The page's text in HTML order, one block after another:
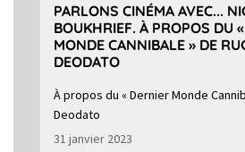
PARLONS CINÉMA AVEC...
BOUKHRIEF. À PROPOS DU
MONDE CANNIBALE » DE
DEODATO
À propos du « Dernier Monde
Deodato
31 janvier 2023